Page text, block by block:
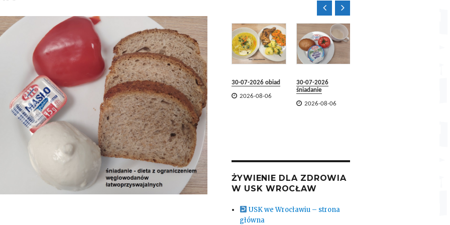

obiad
03-08-2026
śniadanie
 2026-08-06
31-07-2026 obiad
 2026-08-06
31-07-2026
śniadanie
 2026-08-06
30-07-2026 obiad
 2026-08-06
30-07-2026
śniadanie
 2026-08-06

ŻYWIENIE DLA ZDROWIA
W USK WROCŁAW
USK we Wrocławiu – strona
główna